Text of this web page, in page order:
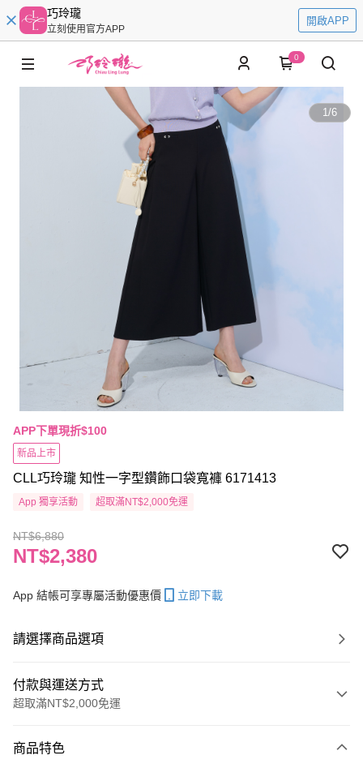
巧玲瓏
立刻使用官方APP
開啟APP
0
1/6
APP下單現折$100
新品上市
CLL巧玲瓏 知性一字型鑽飾口袋寬褲 6171413
App 獨享活動 超取滿NT$2,000免運
NT$6,880
NT$2,380
App 結帳可享專屬活動優惠價 立即下載
請選擇商品選項
付款與運送方式
超取滿NT$2,000免運
信用卡一次付款
商品特色